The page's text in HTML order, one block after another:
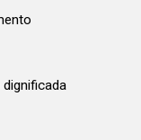
dignificada